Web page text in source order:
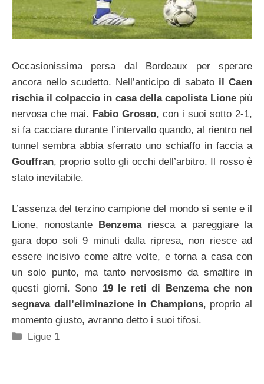
Occasionissima persa dal Bordeaux per sperare
ancora nello scudetto. Nell’anticipo di sabato il Caen
rischia il colpaccio in casa della capolista Lionepiù
nervosa che mai. Fabio Grosso, con i suoi sotto 2-1,
si fa cacciare durante l’intervallo quando, al rientro nel
tunnel sembra abbia sferrato uno schiaffo in faccia a
Gouffran, proprio sotto gli occhi dell’arbitro. Il rosso è
stato inevitabile.
L’assenza del terzino campione del mondo si sente e il
Lione, nonostante Benzema riesca a pareggiare la
gara dopo soli 9 minuti dalla ripresa, non riesce ad
essere incisivo come altre volte, e torna a casa con
un solo punto, ma tanto nervosismo da smaltire in
questi giorni. Sono 19 le reti di Benzema che non
segnava dall’eliminazione in Champions, proprio al
momento giusto, avranno detto i suoi tifosi.
Categorie
Ligue 1